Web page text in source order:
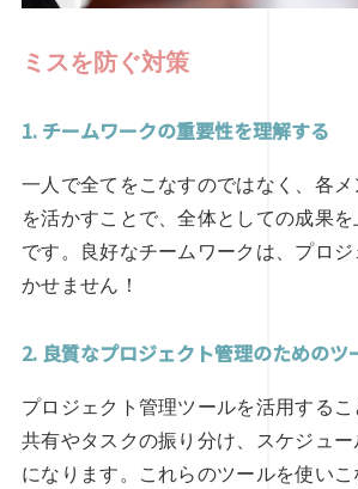
ミスを防ぐ対策
1. チームワークの重要性を理解する
一人で全てをこなすのではなく、各
を活かすことで、全体としての成果
です。良好なチームワークは、プロ
かせません！
2. 良質なプロジェクト管理のためのツ
プロジェクト管理ツールを活用する
共有やタスクの振り分け、スケジュ
になります。これらのツールを使い